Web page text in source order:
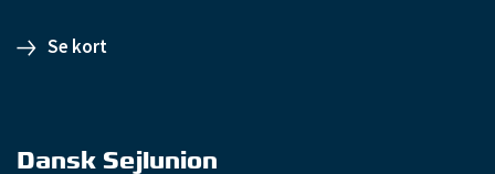
Se kort
Dansk Sejlunion